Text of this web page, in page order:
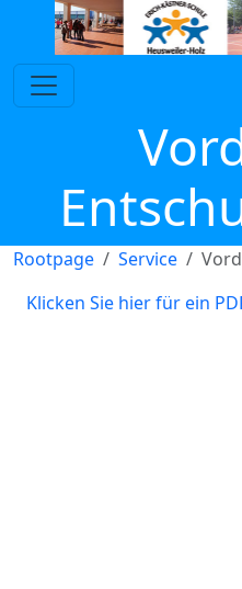
Rootpage Service
Klicken Sie hier für ein